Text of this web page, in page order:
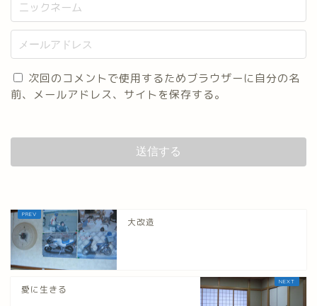
次回のコメントで使用するためブラウザーに自分の名
前、メールアドレス、サイトを保存する。
大改造
愛に生きる